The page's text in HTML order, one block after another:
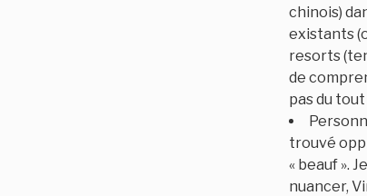
chinois)
existants
resorts
de
pas du
trouvé
« beauf ».
nuancer,